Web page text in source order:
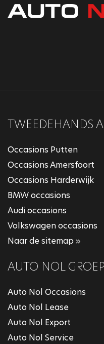
TWEEDEHANDS
Occasions Putten
Occasions Amersfoort
Occasions Harderwijk
BMW occasions
Audi occasions
Volkswagen occasions
Naar de sitemap »
AUTO NOL GROEP
Auto Nol Occasions
Auto Nol Lease
Auto Nol Export
Auto Nol Service